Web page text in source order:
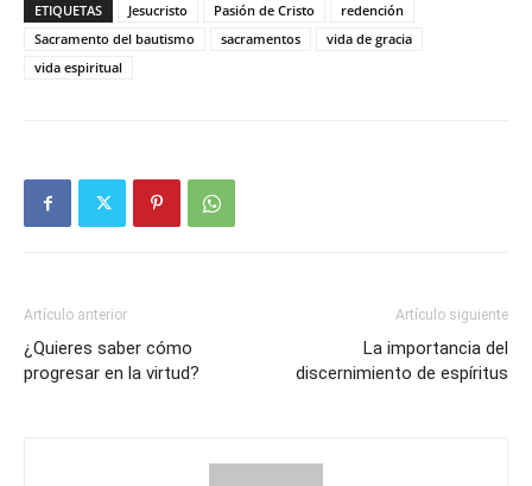
ETIQUETAS Jesucristo Pasión de Cristo
redención
Sacramento del bautismo
sacramentos
vida de gracia
vida espiritual
Artículo anterior
¿Quieres saber cómo
progresar en la virtud?
Artículo siguiente
La importancia del
discernimiento de espíritus